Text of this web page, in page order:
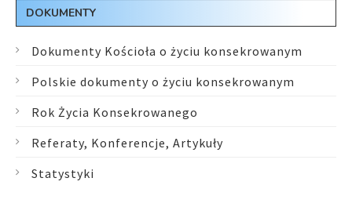
DOKUMENTY
Dokumenty Kościoła o życiu konsekrowanym
Polskie dokumenty o życiu konsekrowanym
Rok Życia Konsekrowanego
Referaty, Konferencje, Artykuły
Statystyki